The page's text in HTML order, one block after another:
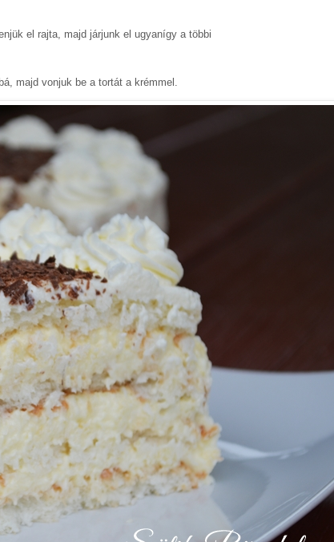
el rajta, majd járjunk el ugyanígy a többi
majd vonjuk be a tortát a krémmel.